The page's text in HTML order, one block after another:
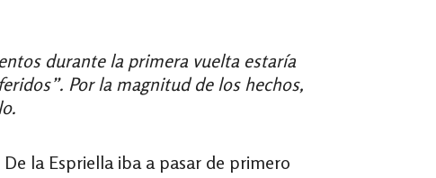
durante la primera vuelta estaría
Por la magnitud de los hechos,
la Espriella iba a pasar de primero